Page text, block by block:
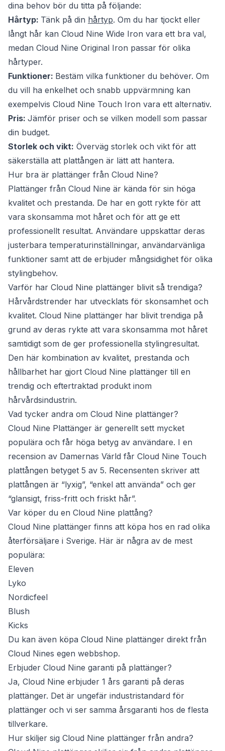
dina behov bör du titta på följande:
Hårtyp: Tänk på din hårtyp. Om du har tjockt eller
långt hår kan Cloud Nine Wide Iron vara ett bra val,
medan Cloud Nine Original Iron passar för olika
hårtyper.
Funktioner: Bestäm vilka funktioner du behöver. Om
du vill ha enkelhet och snabb uppvärmning kan
exempelvis Cloud Nine Touch Iron vara ett alternativ.
Pris: Jämför priser och se vilken modell som passar
din budget.
Storlek och vikt: Överväg storlek och vikt för att
säkerställa att plattången är lätt att hantera.
Hur bra är plattänger från Cloud Nine?
Plattänger från Cloud Nine är kända för sin höga
kvalitet och prestanda. De har en gott rykte för att
vara skonsamma mot håret och för att ge ett
professionellt resultat. Användare uppskattar deras
justerbara temperaturinställningar, användarvänliga
funktioner samt att de erbjuder mångsidighet för olika
stylingbehov.
Varför har Cloud Nine plattänger blivit så trendiga?
Hårvårdstrender har utvecklats för skonsamhet och
kvalitet. Cloud Nine plattänger har blivit trendiga på
grund av deras rykte att vara skonsamma mot håret
samtidigt som de ger professionella stylingresultat.
Den här kombination av kvalitet, prestanda och
hållbarhet har gjort Cloud Nine plattänger till en
trendig och eftertraktad produkt inom
hårvårdsindustrin.
Vad tycker andra om Cloud Nine plattänger?
Cloud Nine Plattänger är generellt sett mycket
populära och får höga betyg av användare. I en
recension av Damernas Värld får Cloud Nine Touch
plattången betyget 5 av 5. Recensenten skriver att
plattången är “lyxig”, “enkel att använda” och ger
“glansigt, friss-fritt och friskt hår”.
Var köper du en Cloud Nine plattång?
Cloud Nine plattänger finns att köpa hos en rad olika
återförsäljare i Sverige. Här är några av de mest
populära:
Eleven
Lyko
Nordicfeel
Blush
Kicks
Du kan även köpa Cloud Nine plattänger direkt från
Cloud Nines egen webbshop.
Erbjuder Cloud Nine garanti på plattänger?
Ja, Cloud Nine erbjuder 1 års garanti på deras
plattänger. Det är ungefär industristandard för
plattänger och vi ser samma årsgaranti hos de flesta
tillverkare.
Hur skiljer sig Cloud Nine plattänger från andra?